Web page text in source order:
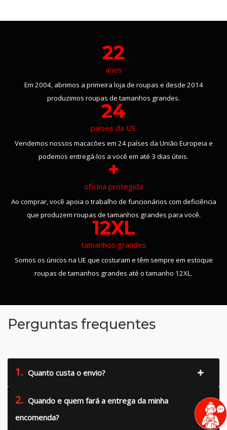
22
anos
Em 2004, abrimos a primeira loja de roupas e desde 2014
produzimos roupas de tamanhos grandes.
24
países da UE
Vendemos nossos macacões em 24 países da União Europeia e
podemos entregá-los a você em até 3 dias úteis.
+
oficina protegida
Ao comprar, você apoia o trabalho de funcionários com deficiência
que produzem roupas de tamanhos grandes para você.
12XL
tamanhos grandes
Somos os únicos na UE que costuram e têm sempre em estoque
roupas de tamanhos grandes até o tamanho 12XL.
Perguntas frequentes
1. Quanto custa o envio?
2. Quando e quem fará a entrega da minha
encomenda?